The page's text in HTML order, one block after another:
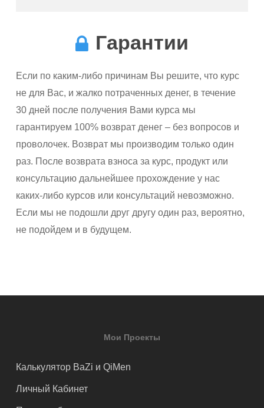
Гарантии
Если по каким-либо причинам Вы решите, что курс
не для Вас, и жалко потраченных денег, в течение
30 дней после получения Вами курса мы
гарантируем 100% возврат денег – без вопросов и
проволочек. Возврат мы производим только один
раз. После возврата взноса за курс, продукт или
консультацию дальнейшее прохождение у нас
каких-либо курсов или консультаций невозможно.
Если мы не подошли друг другу один раз, вероятно,
не подойдем и в будущем.
Мои Проекты
Калькулятор BaZi и QiMen
Личный Кабинет